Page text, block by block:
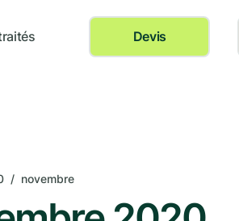
Devis
/ novembre